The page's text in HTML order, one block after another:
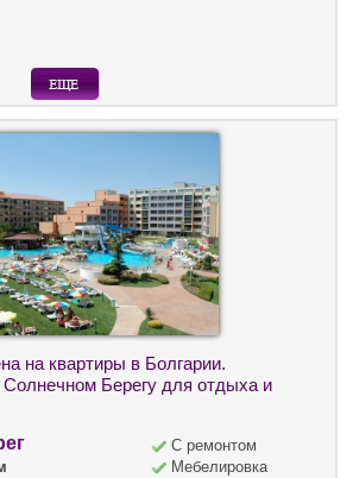
на квартиры в Болгарии.
Берегу для отдыха и
С ремонтом
Мебелировка